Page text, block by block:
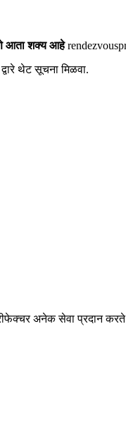
आता शक्य आहे
थेट सूचना मिळवा.
अनेक सेवा प्रदान करते